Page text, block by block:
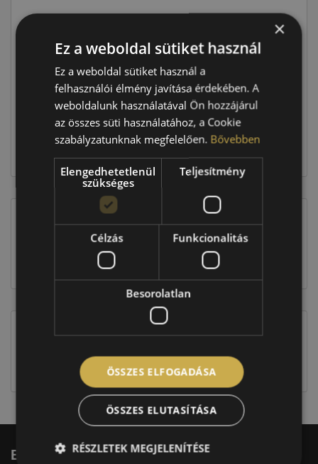
22 090 Ft
88 360 Ft
EU-s abroncscímke
Figyelem a feltüntetett címke adatok tájékoztató
címkével ellátott abroncs kerül kiszállításra.
Elérhetőség
×
Ez a weboldal sütiket használ
Ez a weboldal sütiket használ a
felhasználói élmény javítása érdekében. A
weboldalunk használatával Ön hozzájárul
az összes süti használatához, a Cookie
szabályzatunknak megfelelően. Bővebben
Elengedhetetlenül
szükséges
Teljesítmény
Célzás Funkcionalitás
Besorolatlan
ÖSSZES ELFOGADÁSA
ÖSSZES ELUTASÍTÁSA
RÉSZLETEK MEGJELENÍTÉSE